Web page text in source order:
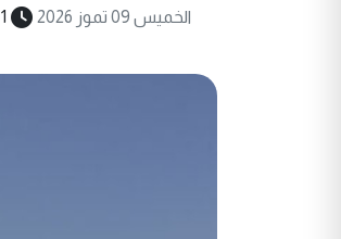
الخميس 09 تموز 2026 1 دقيقة قراءة